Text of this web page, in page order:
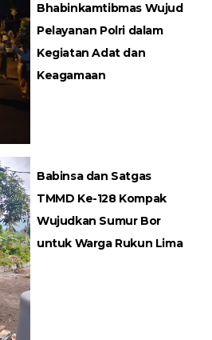
Bhabinkamtibmas Wujud
Pelayanan Polri dalam
Kegiatan Adat dan
Keagamaan
Babinsa dan Satgas
TMMD Ke-128 Kompak
Wujudkan Sumur Bor
untuk Warga Rukun Lima